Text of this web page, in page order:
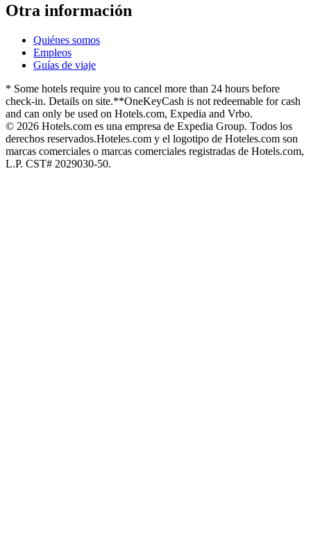
Otra información
Quiénes somos
Empleos
Guías de viaje
* Some hotels require you to cancel more than 24 hours before
check-in. Details on site.**OneKeyCash is not redeemable for cash
and can only be used on Hotels.com, Expedia and Vrbo.
© 2026 Hotels.com es una empresa de Expedia Group. Todos los
derechos reservados.Hoteles.com y el logotipo de Hoteles.com son
marcas comerciales o marcas comerciales registradas de Hotels.com,
L.P. CST# 2029030-50.